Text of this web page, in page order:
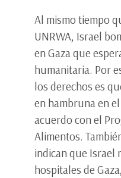
Al mismo tiempo
UNRWA, Israel
en Gaza que
humanitaria. Por
los derechos es
en hambruna en
acuerdo con el
Alimentos.
indican que Israel
hospitales de